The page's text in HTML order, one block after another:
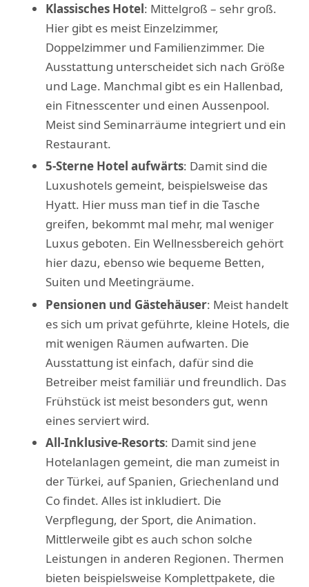
Klassisches Hotel: Mittelgroß – sehr groß.
Hier gibt es meist Einzelzimmer,
Doppelzimmer und Familienzimmer. Die
Ausstattung unterscheidet sich nach Größe
und Lage. Manchmal gibt es ein Hallenbad,
ein Fitnesscenter und einen Aussenpool.
Meist sind Seminarräume integriert und ein
Restaurant.
5-Sterne Hotel aufwärts: Damit sind die
Luxushotels gemeint, beispielsweise das
Hyatt. Hier muss man tief in die Tasche
greifen, bekommt mal mehr, mal weniger
Luxus geboten. Ein Wellnessbereich gehört
hier dazu, ebenso wie bequeme Betten,
Suiten und Meetingräume.
Pensionen und Gästehäuser: Meist handelt
es sich um privat geführte, kleine Hotels, die
mit wenigen Räumen aufwarten. Die
Ausstattung ist einfach, dafür sind die
Betreiber meist familiär und freundlich. Das
Frühstück ist meist besonders gut, wenn
eines serviert wird.
All-Inklusive-Resorts: Damit sind jene
Hotelanlagen gemeint, die man zumeist in
der Türkei, auf Spanien, Griechenland und
Co findet. Alles ist inkludiert. Die
Verpflegung, der Sport, die Animation.
Mittlerweile gibt es auch schon solche
Leistungen in anderen Regionen. Thermen
bieten beispielsweise Komplettpakete, die